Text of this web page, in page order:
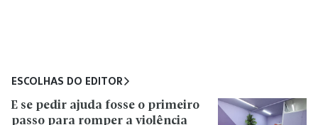
ESCOLHAS DO EDITOR
E se pedir ajuda fosse o primeiro
passo para romper a violência